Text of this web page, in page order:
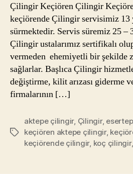
Çilingir Keçiören Çilingir
keçiörende Çilingir servisimiz 13
sürmektedir. Servis süremiz 25 –
Çilingir ustalarımız sertifikalı
vermeden ehemiyetli bir şekilde
sağlarlar. Başlıca Çilingir
değiştirme, kilit arızası giderme
firmalarının […]
Etiketler
aktepe çilingir, Çilingir,
keçiören aktepe çilingir,
keçiörende çilingir, koç çilingir,